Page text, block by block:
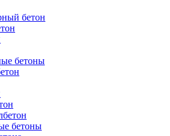
бетон
бетоны
бетоны